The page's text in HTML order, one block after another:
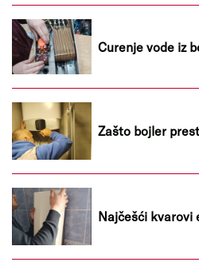
Curenje vode iz
Zašto bojler
Najčešći kvarovi